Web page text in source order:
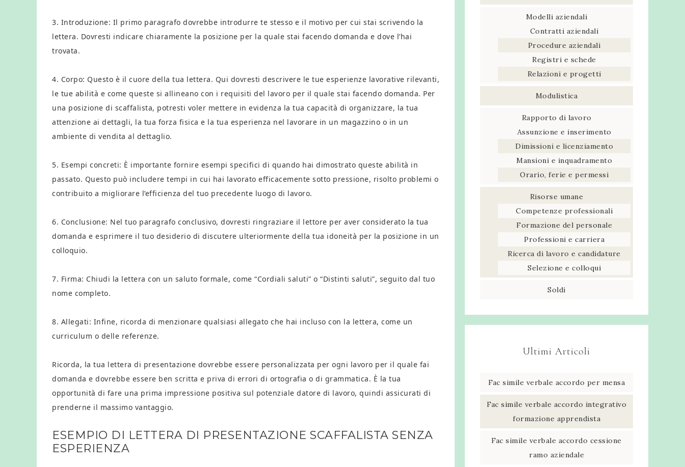
3. Introduzione: Il primo paragrafo dovrebbe introdurre te stesso e il motivo per cui stai scrivendo la
lettera. Dovresti indicare chiaramente la posizione per la quale stai facendo domanda e dove l’hai
trovata.
4. Corpo: Questo è il cuore della tua lettera. Qui dovresti descrivere le tue esperienze lavorative rilevanti,
le tue abilità e come queste si allineano con i requisiti del lavoro per il quale stai facendo domanda. Per
una posizione di scaffalista, potresti voler mettere in evidenza la tua capacità di organizzare, la tua
attenzione ai dettagli, la tua forza fisica e la tua esperienza nel lavorare in un magazzino o in un
ambiente di vendita al dettaglio.
5. Esempi concreti: È importante fornire esempi specifici di quando hai dimostrato queste abilità in
passato. Questo può includere tempi in cui hai lavorato efficacemente sotto pressione, risolto problemi o
contribuito a migliorare l’efficienza del tuo precedente luogo di lavoro.
6. Conclusione: Nel tuo paragrafo conclusivo, dovresti ringraziare il lettore per aver considerato la tua
domanda e esprimere il tuo desiderio di discutere ulteriormente della tua idoneità per la posizione in un
colloquio.
7. Firma: Chiudi la lettera con un saluto formale, come “Cordiali saluti” o “Distinti saluti”, seguito dal tuo
nome completo.
8. Allegati: Infine, ricorda di menzionare qualsiasi allegato che hai incluso con la lettera, come un
curriculum o delle referenze.
Ricorda, la tua lettera di presentazione dovrebbe essere personalizzata per ogni lavoro per il quale fai
domanda e dovrebbe essere ben scritta e priva di errori di ortografia o di grammatica. È la tua
opportunità di fare una prima impressione positiva sul potenziale datore di lavoro, quindi assicurati di
prenderne il massimo vantaggio.
ESEMPIO DI LETTERA DI PRESENTAZIONE SCAFFALISTA SENZA
ESPERIENZA
Modelli aziendali
Contratti aziendali
Procedure aziendali
Registri e schede
Relazioni e progetti
Modulistica
Rapporto di lavoro
Assunzione e inserimento
Dimissioni e licenziamento
Mansioni e inquadramento
Orario, ferie e permessi
Risorse umane
Competenze professionali
Formazione del personale
Professioni e carriera
Ricerca di lavoro e candidature
Selezione e colloqui
Soldi
Ultimi Articoli
Fac simile verbale accordo per mensa​
Fac simile verbale accordo integrativo
formazione apprendista​
Fac simile verbale accordo cessione
ramo aziendale​